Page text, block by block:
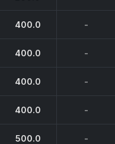
400.0 -
400.0 -
400.0 -
400.0 -
500.0 -